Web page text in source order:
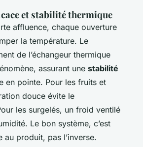
et stabilité thermique
affluence, chaque ouverture
la température. Le
de l’échangeur thermique
assurant une stabilité
en pointe. Pour les fruits et
douce évite le
les surgelés, un froid ventilé
Le bon système, c’est
au produit, pas l’inverse.